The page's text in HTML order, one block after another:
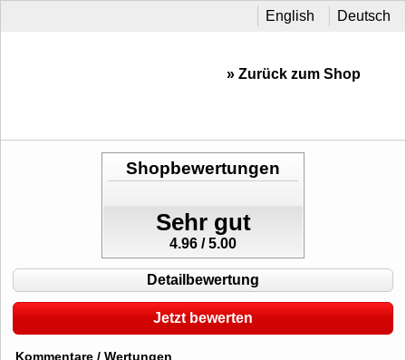
English Deutsch
» Zurück zum Shop
Shopbewertungen
Sehr gut
4.96 / 5.00
Detailbewertung
Jetzt bewerten
Kommentare / Wertungen